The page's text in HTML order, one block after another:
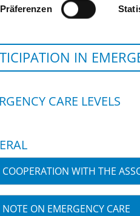
Präferenzen
IN
CARE LEVELS
COOPERATION WITH THE
NOTE ON EMERGENCY CARE